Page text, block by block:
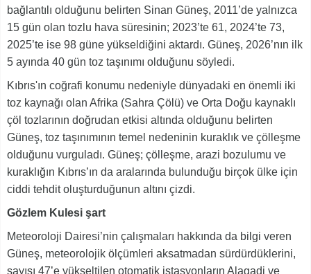
bağlantılı olduğunu belirten Sinan Güneş, 2011’de yalnızca
15 gün olan tozlu hava süresinin; 2023’te 61, 2024’te 73,
2025’te ise 98 güne yükseldiğini aktardı. Güneş, 2026’nın ilk
5 ayında 40 gün toz taşınımı olduğunu söyledi.
Kıbrıs'ın coğrafi konumu nedeniyle dünyadaki en önemli iki
toz kaynağı olan Afrika (Sahra Çölü) ve Orta Doğu kaynaklı
çöl tozlarının doğrudan etkisi altında olduğunu belirten
Güneş, toz taşınımının temel nedeninin kuraklık ve çölleşme
olduğunu vurguladı. Güneş; çölleşme, arazi bozulumu ve
kuraklığın Kıbrıs’ın da aralarında bulunduğu birçok ülke için
ciddi tehdit oluşturduğunun altını çizdi.
Gözlem Kulesi şart
Meteoroloji Dairesi’nin çalışmaları hakkında da bilgi veren
Güneş, meteorolojik ölçümleri aksatmadan sürdürdüklerini,
sayısı 47’e yükseltilen otomatik istasyonların Alagadi ve